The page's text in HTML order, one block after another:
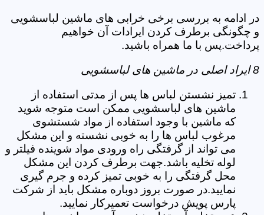
در ادامه به بررسی برخی خرابی های ماشین لباسشویی
و چگونگی برطرف کردن ایرادات آن خواهیم
پرداخت.پس با ما همراه باشید.
8 ایراد اصلی در ماشین های لباسشویی
تمیز نشستن لباس ها پس از مدتی استفاده از
ماشین های لباسشویی ممکن است متوجه شوید
که ماشین با وجود استفاده از مواد شستشوی
مرغوب لباس ها را به خوبی نشسته و این مشکل
می تواند از گرفتگی راه ورودی مواد شوینده فیلتر و
لوله تخلیه باشد.جهت برطرف کردن این مشکل
محل گرفتگی را به خوبی تمیز کرده و جرم گیری
نمایید.در صورت بروز دوباره مشکل باید از شرکت
پارس پویش درخواست تعمیرکار نمایید.